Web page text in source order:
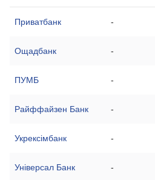
Приватбанк -
Ощадбанк -
ПУМБ -
Райффайзен Банк -
Укрексімбанк -
Універсал Банк -